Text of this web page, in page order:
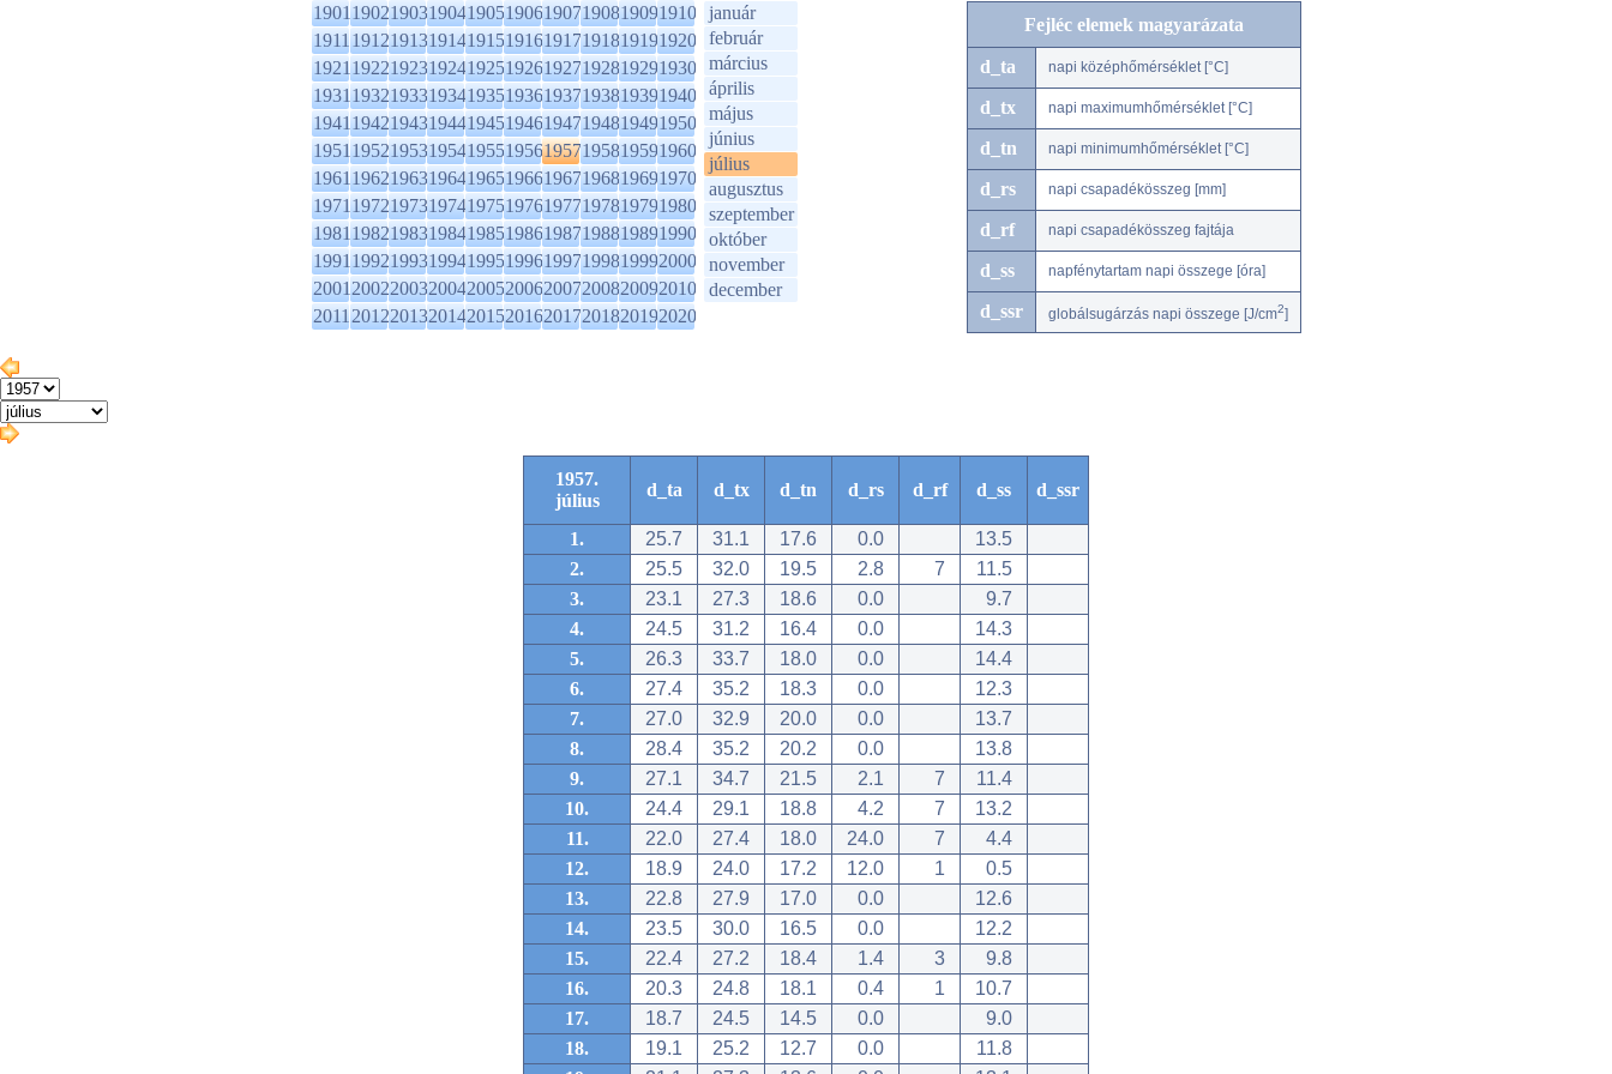
1901190219031904190519061907190819091910
1911191219131914191519161917191819191920
1921192219231924192519261927192819291930
1931193219331934193519361937193819391940
1941194219431944194519461947194819491950
1951195219531954195519561957195819591960
1961196219631964196519661967196819691970
1971197219731974197519761977197819791980
1981198219831984198519861987198819891990
1991199219931994199519961997199819992000
2001200220032004200520062007200820092010
2011201220132014201520162017201820192020
január
február
március
április
május
június
július
augusztus
szeptember
október
november
december
Fejléc elemek magyarázata
d_ta napi középhőmérséklet [°C]
d_tx napi maximumhőmérséklet [°C]
d_tn napi minimumhőmérséklet [°C]
d_rs napi csapadékösszeg [mm]
d_rf napi csapadékösszeg fajtája
d_ss napfénytartam napi összege [óra]
d_ssr globálsugárzás napi összege [J/cm2]
1957.
július
d_ta d_tx d_tn d_rs d_rf d_ss d_ssr
1. 25.7 31.1 17.6 0.0
13.5
2.
25.5 32.0 19.5 2.8 7
11.5
3.
23.1 27.3 18.6 0.0
9.7
4.
24.5 31.2 16.4 0.0
14.3
5.
26.3 33.7 18.0 0.0
14.4
6.
27.4 35.2 18.3 0.0
12.3
7.
27.0 32.9 20.0 0.0
13.7
8.
28.4 35.2 20.2 0.0
13.8
9.
27.1 34.7 21.5 2.1 7
11.4
10.
24.4 29.1 18.8 4.2 7
13.2
11.
22.0 27.4 18.0 24.0 7
4.4
12.
18.9 24.0 17.2 12.0 1
0.5
13.
22.8 27.9 17.0 0.0
12.6
14.
23.5 30.0 16.5 0.0
12.2
15.
22.4 27.2 18.4 1.4 3
9.8
16.
20.3 24.8 18.1 0.4 1
10.7
17.
18.7 24.5 14.5 0.0
9.0
18.
19.1 25.2 12.7 0.0
11.8